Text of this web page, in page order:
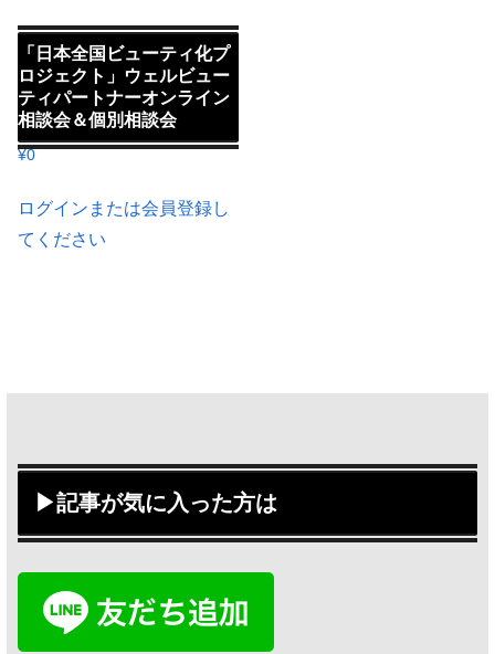
「日本全国ビューティ化プ
ロジェクト」ウェルビュー
ティパートナーオンライン
相談会＆個別相談会
¥0
ログインまたは会員登録し
てください
▶記事が気に入った方は